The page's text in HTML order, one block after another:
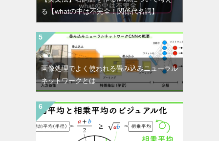
る【whatの中は不完全！関係代名詞】
画像処理でよく使われる畳み込みニューラル
ネットワークとは